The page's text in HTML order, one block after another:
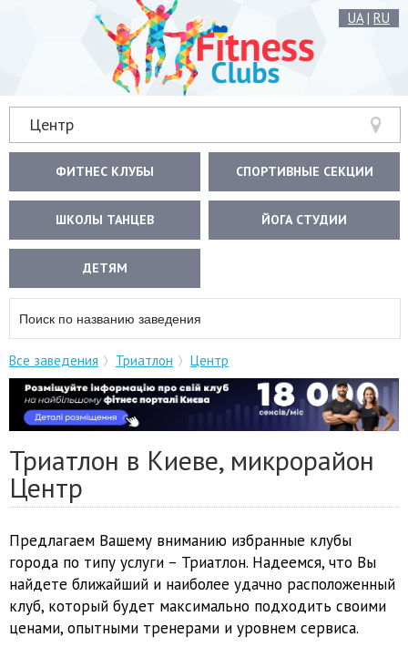
UA| RU
Центр
ФИТНЕС КЛУБЫ СПОРТИВНЫЕ СЕКЦИИ
ШКОЛЫ ТАНЦЕВ ЙОГА СТУДИИ
ДЕТЯМ
Все заведения Триатлон Центр
Триатлон в Киеве, микрорайон
Центр
Предлагаем Вашему вниманию избранные клубы
города по типу услуги – Триатлон. Надеемся, что Вы
найдете ближайший и наиболее удачно расположенный
клуб, который будет максимально подходить своими
ценами, опытными тренерами и уровнем сервиса.